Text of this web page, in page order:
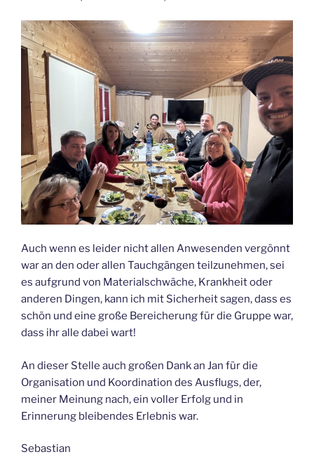
Auch wenn es leider nicht allen Anwesenden vergönnt
war an den oder allen Tauchgängen teilzunehmen, sei
es aufgrund von Materialschwäche, Krankheit oder
anderen Dingen, kann ich mit Sicherheit sagen, dass es
schön und eine große Bereicherung für die Gruppe war,
dass ihr alle dabei wart!
An dieser Stelle auch großen Dank an Jan für die
Organisation und Koordination des Ausflugs, der,
meiner Meinung nach, ein voller Erfolg und in
Erinnerung bleibendes Erlebnis war.
Sebastian